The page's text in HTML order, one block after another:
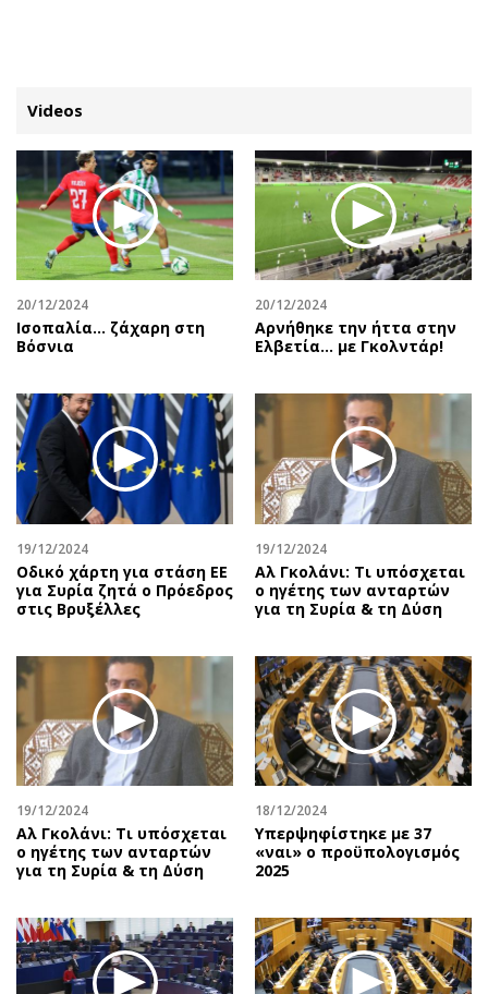
ΚΑΤΗΓΟΡΙΕΣ ΣΥΝΔΕΣΗ
Κύπρος
Παιδεία
Υγεία
Πολιτική
Βουλευτικές 2026
Προεδρικές 2023
Δημοσκοπήσεις
Διπλωματία
Αθλητισμός
Κύπρος
Ελλάδα
Διεθνή
Οικονομική
Οικονομία
Real Estate
Επιχειρήσεις
Αγορές
Money Review
AstroBank Properties
Ενέργεια
Ναυτιλία
Περιβάλλον
Απόψεις
Αρθρογραφία
The Hill
Υγεία
Αγγελίες
Πωλούνται
Ζητούν εργασία
Θέσεις εργασίας
Geek
Νέα
Κινητά-tablets
Social
Αφιερώματα
Πολιτική
Οικονομία
Γενικά
Αναδρομές
Πρόσωπα
Περιβάλλον
Γυναίκα
Showbiz
Ταξίδια
Videos
20/12/2024
Ισοπαλία... ζάχαρη στη
Βόσνια
20/12/2024
Αρνήθηκε την ήττα στην
Ελβετία… με Γκολντάρ!
19/12/2024
Οδικό χάρτη για στάση ΕΕ
για Συρία ζητά ο Πρόεδρος
στις Βρυξέλλες
19/12/2024
Αλ Γκολάνι: Τι υπόσχεται
ο ηγέτης των ανταρτών
για τη Συρία & τη Δύση
19/12/2024
Αλ Γκολάνι: Τι υπόσχεται
ο ηγέτης των ανταρτών
για τη Συρία & τη Δύση
18/12/2024
Υπερψηφίστηκε με 37
«ναι» ο προϋπολογισμός
2025